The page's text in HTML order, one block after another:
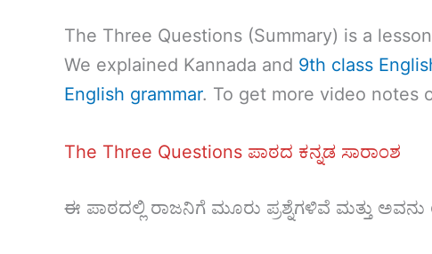
The Three Questions (Summary) is a
We explained Kannada and 9th class
English grammar. To get more video notes
The Three Questions ಪಾಠದ ಕನ್ನಡ ಸಾರಾಂಶ
ಈ ಪಾಠದಲ್ಲಿ ರಾಜನಿಗೆ ಮೂರು ಪ್ರಶ್ನೆಗಳಿವೆ ಮತ್ತು ಅವನು